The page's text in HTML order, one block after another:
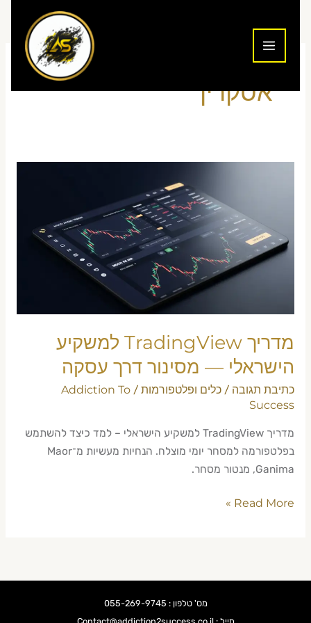
אסקרין
מדריך TradingView למשקיע
הישראלי — מסינור דרך עסקה
כתיבת תגובה / כלים ופלטפורמות/
Addiction To
Success
מדריך TradingView למשקיע הישראלי – למד כיצד להשתמש
בפלטפורמה למסחר יומי מוצלח. הנחיות מעשיות מ־Maor
Ganima, מנטור מסחר.
הישראלי
—
מסינור
Read More »
מס' טלפון : 055-269-9745